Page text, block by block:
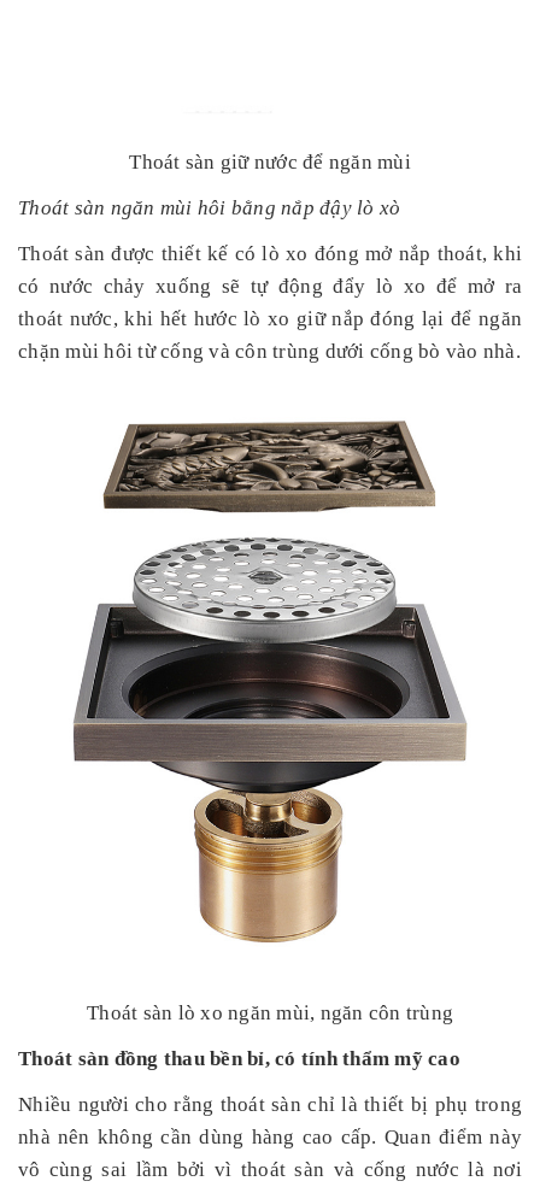
Thoát sàn giữ nước để ngăn mùi
Thoát sàn ngăn mùi hôi bằng nắp đậy lò xò
Thoát sàn được thiết kế có lò xo đóng mở nắp thoát, khi
có nước chảy xuống sẽ tự động đẩy lò xo để mở ra
thoát nước, khi hết hước lò xo giữ nắp đóng lại để ngăn
chặn mùi hôi từ cống và côn trùng dưới cống bò vào nhà.
Thoát sàn lò xo ngăn mùi, ngăn côn trùng
Thoát sàn đồng thau bền bỉ, có tính thẩm mỹ cao
Nhiều người cho rằng thoát sàn chỉ là thiết bị phụ trong
nhà nên không cần dùng hàng cao cấp. Quan điểm này
vô cùng sai lầm bởi vì thoát sàn và cống nước là nơi